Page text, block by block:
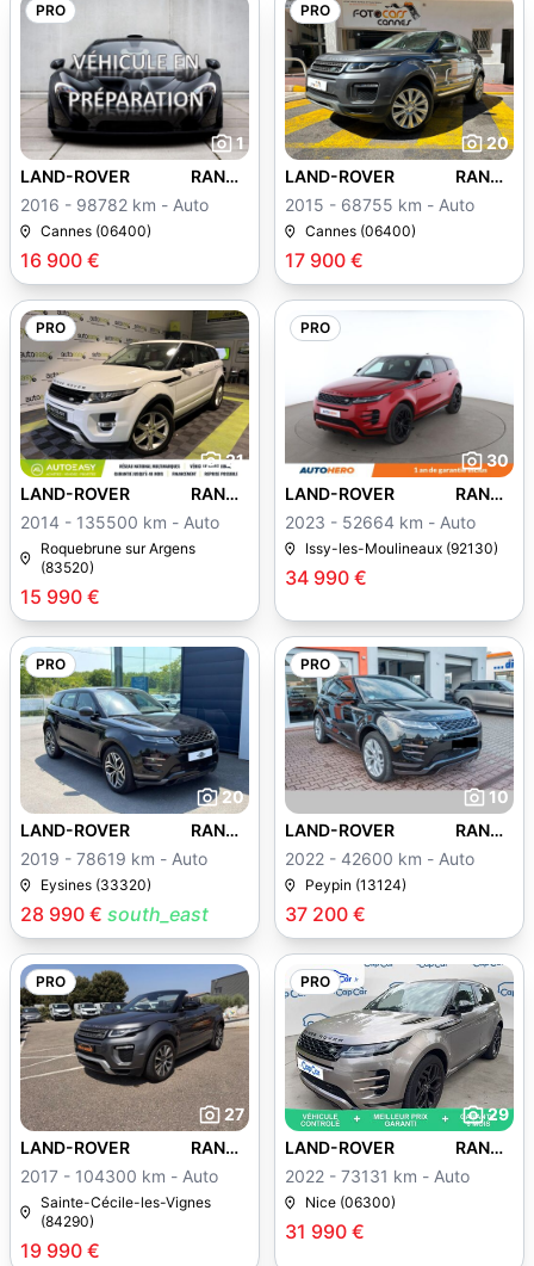
PRO
1
16 900 €
LAND-ROVER RANGE
ROVER EVOQUE
2016 - 98782 km - Auto
Cannes (06400)
PRO
20
17 900 €
LAND-ROVER RANGE
ROVER EVOQUE
2015 - 68755 km - Auto
Cannes (06400)
PRO
21
15 990 €
LAND-ROVER RANGE
ROVER EVOQUE
2014 - 135500 km - Auto
Roquebrune sur Argens
(83520)
PRO
30
34 990 €
LAND-ROVER RANGE
ROVER EVOQUE
2023 - 52664 km - Auto
Issy-les-Moulineaux (92130)
PRO
20
28 990 € south_east
LAND-ROVER RANGE
ROVER EVOQUE
2019 - 78619 km - Auto
Eysines (33320)
PRO
10
37 200 €
LAND-ROVER RANGE
ROVER EVOQUE
2022 - 42600 km - Auto
Peypin (13124)
PRO
27
19 990 €
LAND-ROVER RANGE
ROVER EVOQUE
2017 - 104300 km - Auto
Sainte-Cécile-les-Vignes
(84290)
PRO
29
31 990 €
LAND-ROVER RANGE
ROVER EVOQUE
2022 - 73131 km - Auto
Nice (06300)